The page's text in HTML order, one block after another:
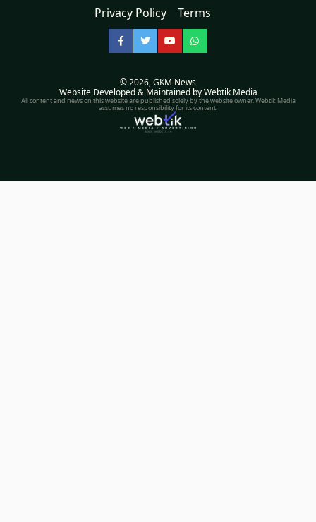
Privacy Policy Terms
Facebook
TwitterYouTubeWhatsApp
© 2026,GKM News
Website Developed & Maintained by Webtik Media
All content and news on this website are published solely by the website owner. Webtik Media
assumes no responsibility for its content.